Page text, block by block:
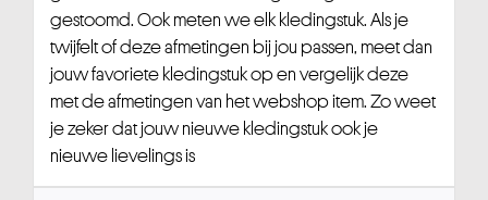
gestoomd. Ook meten we elk kledingstuk. Als je
twijfelt of deze afmetingen bij jou passen, meet dan
jouw favoriete kledingstuk op en vergelijk deze
met de afmetingen van het webshop item. Zo weet
je zeker dat jouw nieuwe kledingstuk ook je
nieuwe lievelings is